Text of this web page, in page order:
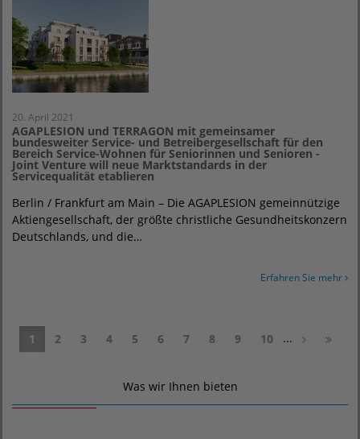
20. April 2021
AGAPLESION und TERRAGON mit gemeinsamer
bundesweiter Service- und Betreibergesellschaft für den
Bereich Service-Wohnen für Seniorinnen und Senioren -
Joint Venture will neue Marktstandards in der
Servicequalität etablieren
Berlin / Frankfurt am Main – Die AGAPLESION gemeinnützige
Aktiengesellschaft, der größte christliche Gesundheitskonzern
Deutschlands, und die…
Erfahren Sie mehr
1 2 3 4 5 6 7 8 9 10 ...
Was wir Ihnen bieten